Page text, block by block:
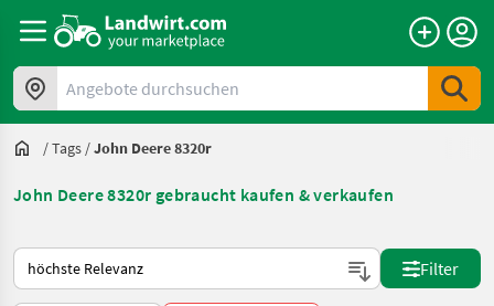
Angebote durchsuchen
/Tags /John Deere 8320r
John Deere 8320r gebraucht kaufen & verkaufen
So wird auf Landwirt.com sortiert
Filter